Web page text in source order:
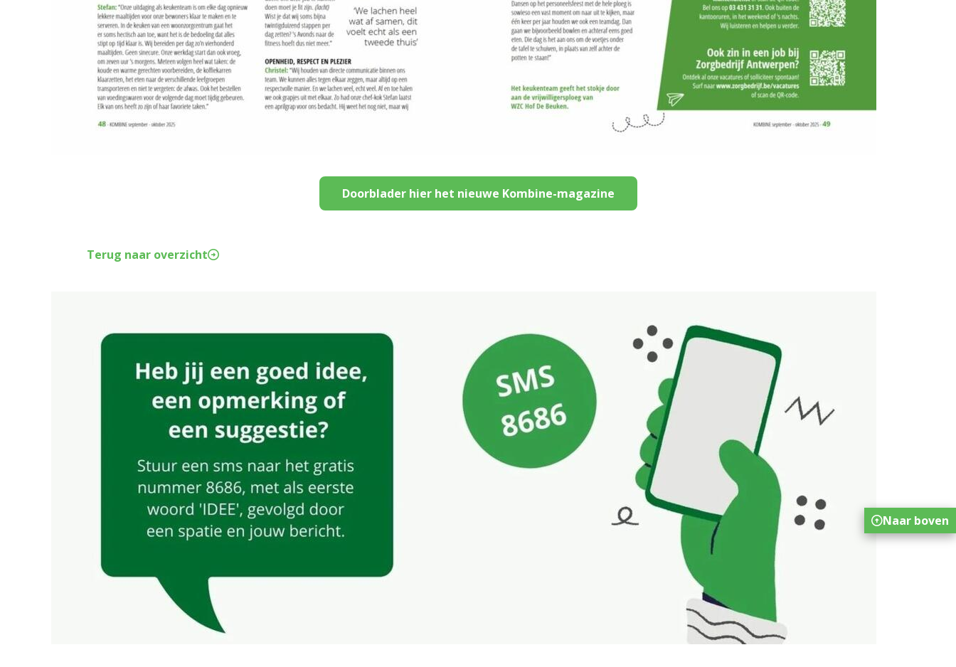
Doorblader hier het nieuwe Kombine-magazine
Terug naar overzicht
Naar boven